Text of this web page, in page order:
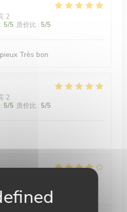
2
: 5/5 质价比 : 5/5
Très bon
2
: 5/5 质价比 : 5/5